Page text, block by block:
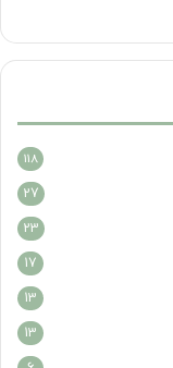
118
27
23
17
13
13